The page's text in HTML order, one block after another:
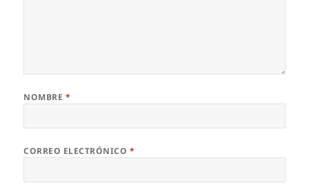
NOMBRE *
CORREO ELECTRÓNICO *